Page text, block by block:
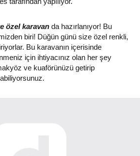
özel karavan da hazırlanıyor! Bu
biri! Düğün günü size özel renkli,
Bu karavanın içerisinde
için ihtiyacınız olan her şey
ve kuaförünüzü getirip